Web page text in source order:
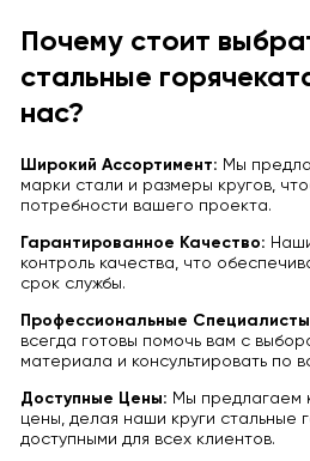
Почему стоит
стальные
нас?
Широкий Ассортимент: Мы
марки стали и размеры кругов,
потребности вашего проекта.
Гарантированное Качество:
контроль качества, что
срок службы.
Профессиональные
всегда готовы помочь вам с
материала и консультировать по
Доступные Цены: Мы предлагаем
цены, делая наши круги стальные
доступными для всех клиентов.